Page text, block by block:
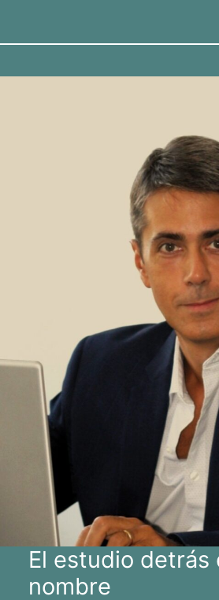
El estudio detrás
nombre